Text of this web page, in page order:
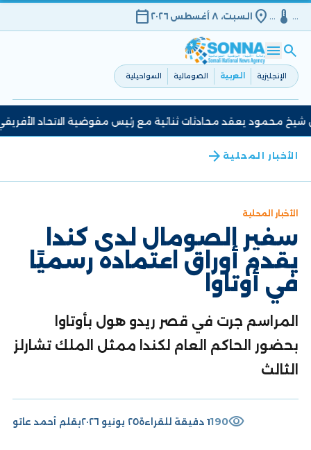
calendar_today السبت، ٨ أغسطس ٢٠٢٦ location_on … device_thermostat …
search
menu
الإنجليزية العربية الصومالية السواحيلية
محمود يعقد محادثات ثنائية مع رئيس مفوضية الاتحاد الأفريقي
arrow_back الأخبار المحلية
الأخبار المحلية
سفير الصومال لدى كندا
يقدم أوراق اعتماده رسميًا
في أوتاوا
المراسم جرت في قصر ريدو هول بأوتاوا
بحضور الحاكم العام لكندا ممثل الملك تشارلز
الثالث
بقلم أحمد عاتو ٢٥ يونيو ٢٠٢٦ 1 دقيقة للقراءة visibility
190